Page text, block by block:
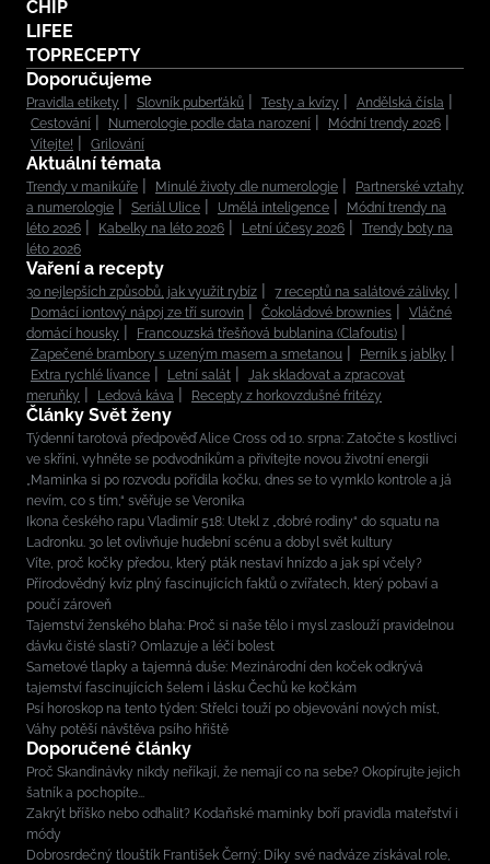
CHIP
LIFEE
TOPRECEPTY
Doporučujeme
Pravidla etikety Slovník puberťáků Testy a kvízy
Andělská čísla
Cestování
Numerologie podle data narození
Módní trendy 2026
Vítejte!
Grilování
Aktuální témata
Trendy v manikúře Minulé životy dle numerologie
Partnerské vztahy
a numerologie
Seriál Ulice Umělá inteligence
Módní trendy na
léto 2026
Kabelky na léto 2026 Letní účesy 2026
Trendy boty na
léto 2026
Vaření a recepty
30 nejlepších způsobů, jak využít rybíz
7 receptů na salátové zálivky
Domácí iontový nápoj ze tří surovin
Čokoládové brownies
Vláčné
domácí housky
Francouzská třešňová bublanina (Clafoutis)
Zapečené brambory s uzeným masem a smetanou
Perník s jablky
Extra rychlé lívance
Letní salát
Jak skladovat a zpracovat
meruňky
Ledová káva Recepty z horkovzdušné fritézy
Články Svět ženy
Týdenní tarotová předpověď Alice Cross od 10. srpna: Zatočte s kostlivci
ve skříni, vyhněte se podvodníkům a přivítejte novou životní energii
„Maminka si po rozvodu pořídila kočku, dnes se to vymklo kontrole a já
nevím, co s tím,“ svěřuje se Veronika
Ikona českého rapu Vladimír 518: Utekl z „dobré rodiny“ do squatu na
Ladronku. 30 let ovlivňuje hudební scénu a dobyl svět kultury
Víte, proč kočky předou, který pták nestaví hnízdo a jak spí včely?
Přírodovědný kvíz plný fascinujících faktů o zvířatech, který pobaví a
poučí zároveň
Tajemství ženského blaha: Proč si naše tělo i mysl zaslouží pravidelnou
dávku čisté slasti? Omlazuje a léčí bolest
Sametové tlapky a tajemná duše: Mezinárodní den koček odkrývá
tajemství fascinujících šelem i lásku Čechů ke kočkám
Psí horoskop na tento týden: Střelci touží po objevování nových míst,
Váhy potěší návštěva psího hřiště
Doporučené články
Proč Skandinávky nikdy neříkají, že nemají co na sebe? Okopírujte jejich
šatník a pochopíte...
Zakrýt bříško nebo odhalit? Kodaňské maminky boří pravidla mateřství i
módy
Dobrosrdečný tlouštík František Černý: Díky své nadváze získával role,